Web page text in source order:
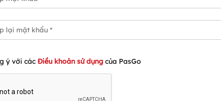
ý với các Điều khoản sử dụng của PasGo